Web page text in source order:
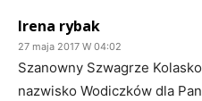
Irena rybak
27 maja 2017 W 04:02
Szanowny Szwagrze
nazwisko Wodiczków dla